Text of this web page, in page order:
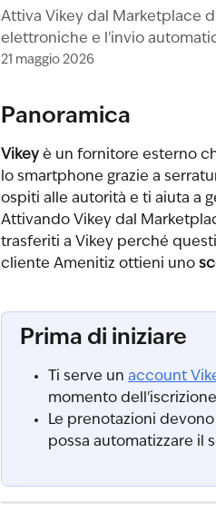
Attiva Vikey dal Marketplace
elettroniche e l'invio
21 maggio 2026
Panoramica
Vikey è un fornitore esterno
lo smartphone grazie a
ospiti alle autorità e ti aiuta a
Attivando Vikey dal
trasferiti a Vikey perché
cliente Amenitiz ottieni uno
Prima di iniziare
Ti serve un account
momento
Le prenotazioni
possa automatizzare il